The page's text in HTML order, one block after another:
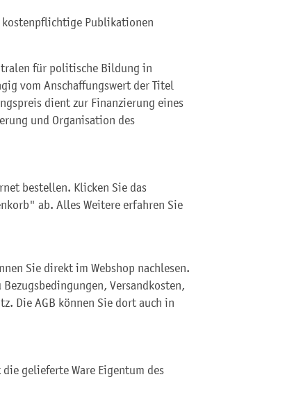
kostenpflichtige Publikationen
für politische Bildung in
vom Anschaffungswert der Titel
dient zur Finanzierung eines
und Organisation des
bestellen. Klicken Sie das
ab. Alles Weitere erfahren Sie
Sie direkt im Webshop nachlesen.
Versandkosten,
Die AGB können Sie dort auch in
gelieferte Ware Eigentum des